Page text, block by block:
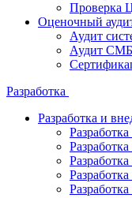
Проверка
Оценочный
Аудит
Аудит
Разработка
Разработка и